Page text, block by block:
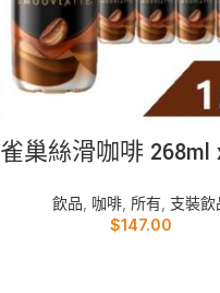
雀巢絲滑咖啡 268ml
飲品 咖啡, 所有, 支裝飲
$147.00